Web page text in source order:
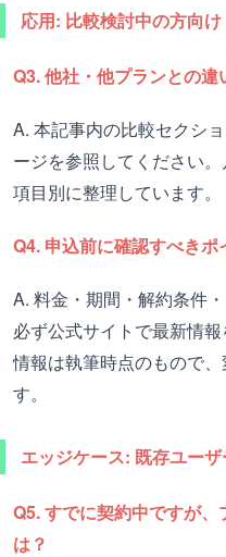
応用: 比較検討中の方向け
Q3. 他社・他プランとの違
A. 本記事内の比較セクシ
ージを参照してください
項目別に整理しています。
Q4. 申込前に確認すべきポ
A. 料金・期間・解約条件
必ず公式サイトで最新情
情報は執筆時点のもので
す。
エッジケース: 既存ユー
Q5. すでに契約中ですが
は？